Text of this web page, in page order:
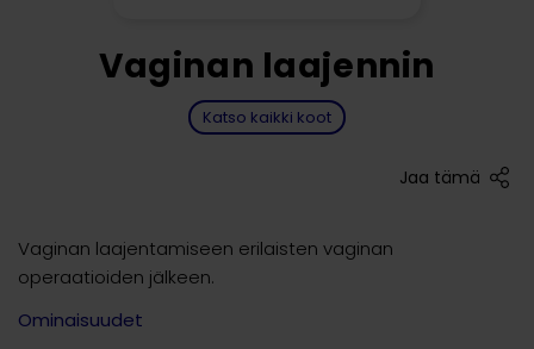
Vaginan laajentamiseen erilaisten vaginan
operaatioiden jälkeen.
Ominaisuudet
Vaginan laajennin
Katso kaikki koot
Jaa tämä